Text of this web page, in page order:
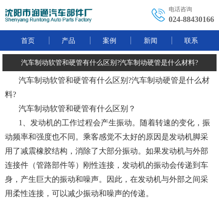
电话咨询
024-88430166
首页 产品 案例 新闻 联系
汽车制动软管和硬管有什么区别?汽车制动硬管是什么材料?
汽车制动软管和硬管有什么区别?汽车制动硬管是什么材
料?
汽车制动软管和硬管有什么区别？
1、发动机的工作过程会产生振动。随着转速的变化，振
动频率和强度也不同。乘客感觉不太好的原因是发动机脚采
用了减震橡胶结构，消除了大部分振动。如果发动机与外部
连接件（管路部件等）刚性连接，发动机的振动会传递到车
身，产生巨大的振动和噪声。因此，在发动机与外部之间采
用柔性连接，可以减少振动和噪声的传递。